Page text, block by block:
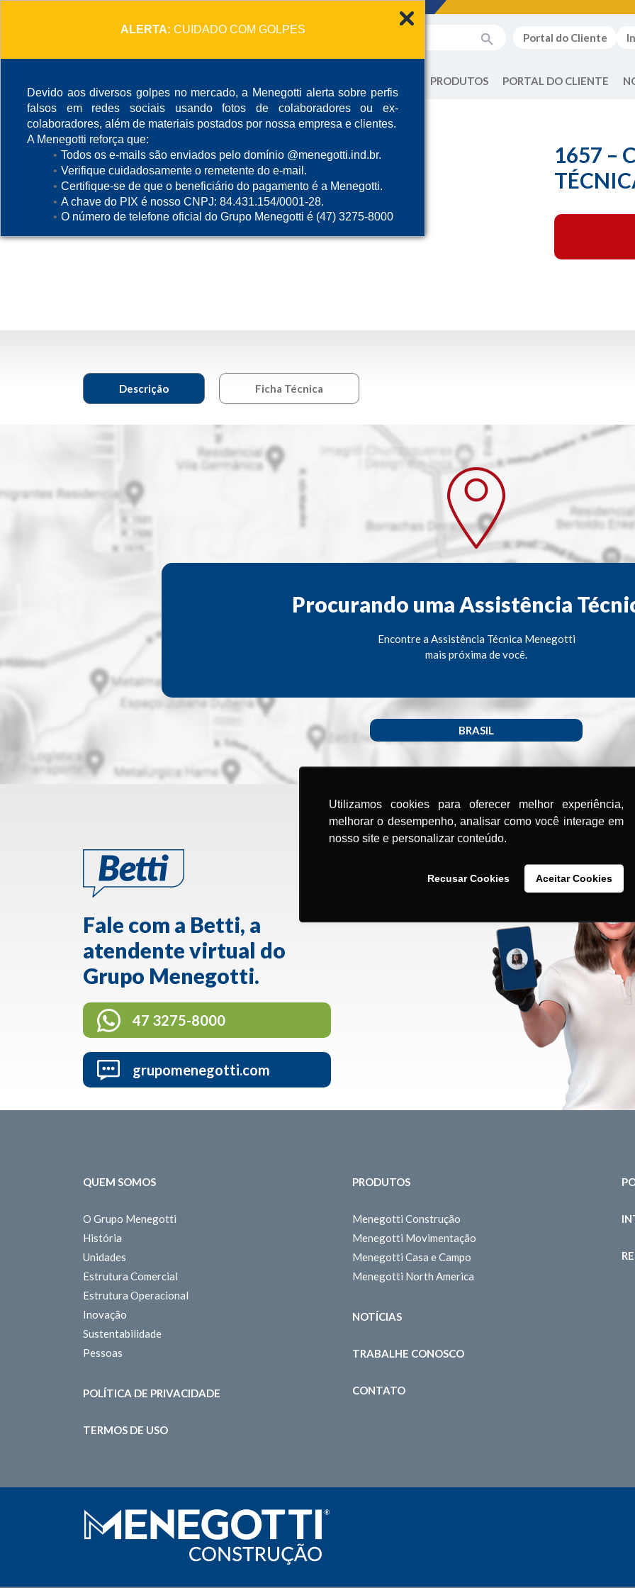
ALERTA: CUIDADO COM GOLPES
Devido aos diversos golpes no mercado, a Menegotti alerta sobre perfis
falsos em redes sociais usando fotos de colaboradores ou ex-
colaboradores, além de materiais postados por nossa empresa e clientes.
A Menegotti reforça que:
Todos os e-mails são enviados pelo domínio @menegotti.ind.br.
Verifique cuidadosamente o remetente do e-mail.
Certifique-se de que o beneficiário do pagamento é a Menegotti.
A chave do PIX é nosso CNPJ: 84.431.154/0001-28.
O número de telefone oficial do Grupo Menegotti é (47) 3275-8000
Utilizamos cookies para oferecer melhor experiência,
melhorar o desempenho, analisar como você interage em
nosso site e personalizar conteúdo.
Recusar Cookies Aceitar Cookies
Portal do Cliente
PRODUTOS PORTAL DO CLIENTE
1657 –
Descrição Ficha Técnica
Procurando uma Assistência
Encontre a Assistência Técnica Menegotti
mais próxima de você.
BRASIL
Fale com a Betti, a
atendente virtual do
Grupo Menegotti.
47 3275-8000
grupomenegotti.com
QUEM SOMOS
O Grupo Menegotti
História
Unidades
Estrutura Comercial
Estrutura Operacional
Inovação
Sustentabilidade
Pessoas
POLÍTICA DE PRIVACIDADE
TERMOS DE USO
PRODUTOS
Menegotti Construção
Menegotti Movimentação
Menegotti Casa e Campo
Menegotti North America
NOTÍCIAS
TRABALHE CONOSCO
CONTATO